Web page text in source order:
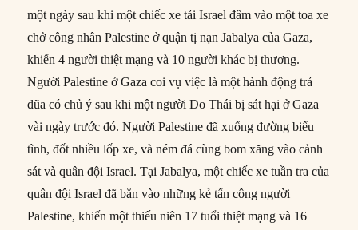
một ngày sau khi một chiếc xe tải Israel đâm vào một toa xe
chở công nhân Palestine ở quận tị nạn Jabalya của Gaza,
khiến 4 người thiệt mạng và 10 người khác bị thương.
Người Palestine ở Gaza coi vụ việc là một hành động trả
đũa có chủ ý sau khi một người Do Thái bị sát hại ở Gaza
vài ngày trước đó. Người Palestine đã xuống đường biểu
tình, đốt nhiều lốp xe, và ném đá cùng bom xăng vào cảnh
sát và quân đội Israel. Tại Jabalya, một chiếc xe tuần tra của
quân đội Israel đã bắn vào những kẻ tấn công người
Palestine, khiến một thiếu niên 17 tuổi thiệt mạng và 16